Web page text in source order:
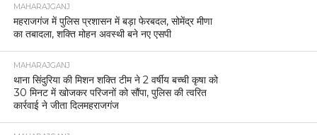
MAHARAJGANJ
महराजगंज में पुलिस प्रशासन में बड़ा फेरबदल, सोमेंद्र मीणा
का तबादला, शक्ति मोहन अवस्थी बने नए एसपी
MAHARAJGANJ
थाना सिंदुरिया की मिशन शक्ति टीम ने 2 वर्षीय बच्ची कृषा को
30 मिनट में खोजकर परिजनों को सौंपा, पुलिस की त्वरित
कार्रवाई ने जीता दिलमहराजगंज